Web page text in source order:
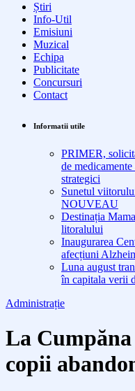
Știri
Info-Util
Emisiuni
Muzical
Echipa
Publicitate
Concursuri
Contact
Informatii utile
PRIMER,
de
strategici
Sunetul
NOUVEAU
Destinația
litoralului
Inaugurarea
afecțiuni
Luna august
în capitala verii
Administrație
La
copii